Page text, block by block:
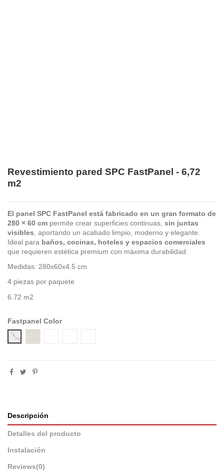
Revestimiento pared SPC FastPanel - 6,72
m2
El panel SPC FastPanel está fabricado en un gran formato de
280 × 60 cm permite crear superficies continuas, sin juntas
visibles , aportando un acabado limpio, moderno y elegante.
Ideal para baños, cocinas, hoteles y espacios comerciales
que requieren estética premium con máxima durabilidad.
Medidas: 280x60x4.5 cm
4 piezas por paquete
6.72 m2
Fastpanel Color
Calacatta Marble
Descripción
Detalles del producto
Instalación
Reviews(0)